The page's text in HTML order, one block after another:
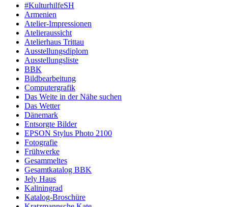
#KulturhilfeSH
Armenien
Atelier-Impressionen
Atelieraussicht
Atelierhaus Trittau
Ausstellungsdiplom
Ausstellungsliste
BBK
Bildbearbeitung
Computergrafik
Das Weite in der Nähe suchen
Das Wetter
Dänemark
Entsorgte Bilder
EPSON Stylus Photo 2100
Fotografie
Frühwerke
Gesammeltes
Gesamtkatalog BBK
Jely Haus
Kaliningrad
Katalog-Broschüre